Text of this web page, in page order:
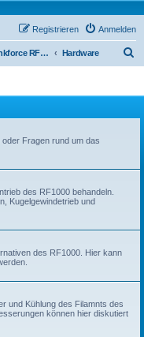
Anmelden
Registrieren
Renkforce RF1000 Forum Hardware
Fragen rund um das
des RF1000 behandeln.
Kugelgewindetrieb und
des RF1000. Hier kann
und Kühlung des Filamnts des
können hier diskutiert